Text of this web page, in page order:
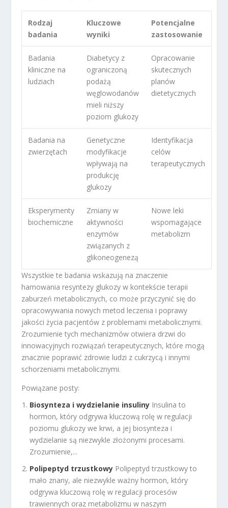
Rodzaj
badania
Kluczowe
wyniki
Potencjalne
zastosowanie
Badania
kliniczne na
ludziach
Diabetycy z
ograniczoną
podażą
węglowodanów
mieli niższy
poziom glukozy
Opracowanie
skutecznych
planów
dietetycznych
Badania na
zwierzętach
Genetyczne
modyfikacje
wpływają na
produkcję
glukozy
Identyfikacja
celów
terapeutycznych
Eksperymenty
biochemiczne
Zmiany w
aktywności
enzymów
związanych z
glikoneogenezą
Nowe leki
wspomagające
metabolizm
Wszystkie te badania wskazują na znaczenie
hamowania resyntezy glukozy w kontekście terapii
zaburzeń metabolicznych, co może przyczynić się do
opracowywania nowych metod leczenia i poprawy
jakości życia pacjentów z problemami metabolicznymi.
Zrozumienie tych mechanizmów otwiera drzwi do
innowacyjnych rozwiązań terapeutycznych, które mogą
znacznie poprawić zdrowie ludzi z cukrzycą i innymi
schorzeniami metabolicznymi.
Powiązane posty:
Biosynteza i wydzielanie insuliny Insulina to
hormon, który odgrywa kluczową rolę w regulacji
poziomu glukozy we krwi, a jej biosynteza i
wydzielanie są niezwykle złożonymi procesami.
Zrozumienie,...
Polipeptyd trzustkowy Polipeptyd trzustkowy to
mało znany, ale niezwykle ważny hormon, który
odgrywa kluczową rolę w regulacji procesów
trawiennych oraz metabolizmu w naszym